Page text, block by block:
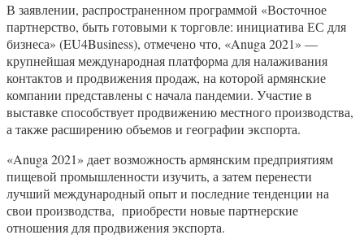
В заявлении, распространенном программой «Восточное
партнерство, быть готовыми к торговле: инициатива ЕС для
бизнеса» (EU4Business), отмечено что, «Anuga 2021» —
крупнейшая международная платформа для налаживания
контактов и продвижения продаж, на которой армянские
компании представлены с начала пандемии. Участие в
выставке способствует продвижению местного производства,
а также расширению объемов и географии экспорта.
«Anuga 2021» дает возможность армянским предприятиям
пищевой промышленности изучить, а затем перенести
лучший международный опыт и последние тенденции на
свои производства, приобрести новые партнерские
отношения для продвижения экспорта.